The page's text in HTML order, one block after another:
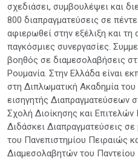
σχεδιάσει, συμβουλέψει και
800 διαπραγματεύσεις σε
αφιερωθεί στην εξέλιξη και
παγκόσμιες συνεργασίες.
βοηθός σε διαμεσολαβήσεις
Ρουμανία. Στην Ελλάδα είναι
στη Διπλωματική Ακαδημία
εισηγητής Διαπραγματεύσεων
Σχολή Διοίκησης και
Διδάσκει Διαπραγματεύσεις
του Πανεπιστημίου Πειραιώς
Διαμεσολαβητών του Παντείου